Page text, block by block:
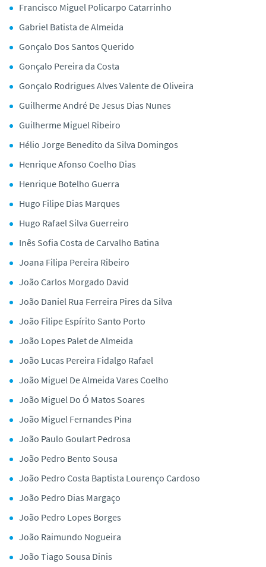
Francisco Miguel Policarpo Catarrinho
Gabriel Batista de Almeida
Gonçalo Dos Santos Querido
Gonçalo Pereira da Costa
Gonçalo Rodrigues Alves Valente de Oliveira
Guilherme André De Jesus Dias Nunes
Guilherme Miguel Ribeiro
Hélio Jorge Benedito da Silva Domingos
Henrique Afonso Coelho Dias
Henrique Botelho Guerra
Hugo Filipe Dias Marques
Hugo Rafael Silva Guerreiro
Inês Sofia Costa de Carvalho Batina
Joana Filipa Pereira Ribeiro
João Carlos Morgado David
João Daniel Rua Ferreira Pires da Silva
João Filipe Espírito Santo Porto
João Lopes Palet de Almeida
João Lucas Pereira Fidalgo Rafael
João Miguel De Almeida Vares Coelho
João Miguel Do Ó Matos Soares
João Miguel Fernandes Pina
João Paulo Goulart Pedrosa
João Pedro Bento Sousa
João Pedro Costa Baptista Lourenço Cardoso
João Pedro Dias Margaço
João Pedro Lopes Borges
João Raimundo Nogueira
João Tiago Sousa Dinis